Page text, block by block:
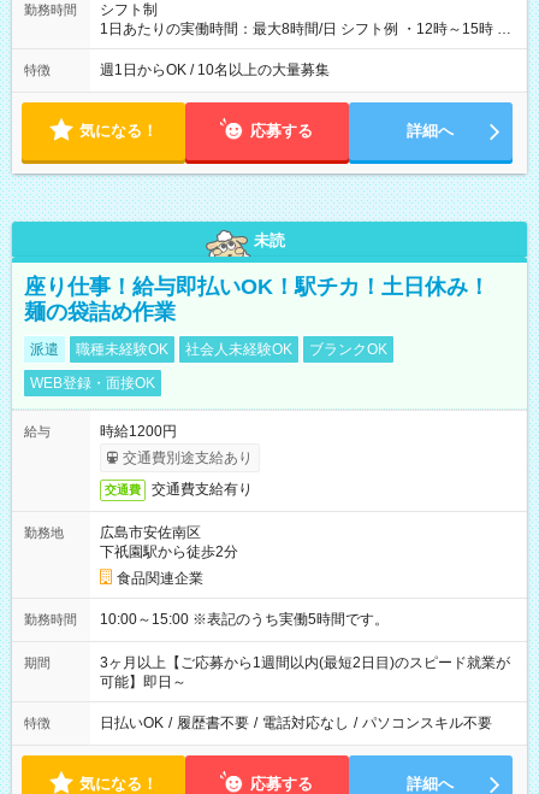
勤務時間
シフト制
1日あたりの実働時間：最大8時間/日 シフト例 ・12時～15時 入
社後、就業可能シフトをご確認の上、申請してください。
特徴 週1日からOK / 10名以上の大量募集
気になる！ 応募する 詳細へ
未読
座り仕事！給与即払いOK！駅チカ！土日休み！
麺の袋詰め作業
派遣 職種未経験OK 社会人未経験OK
ブランクOK
WEB登録・面接OK
給与
時給1200円
交通費別途支給あり
交通費 交通費支給有り
勤務地
広島市安佐南区
下祇園駅から徒歩2分
食品関連企業
勤務時間 10:00～15:00 ※表記のうち実働5時間です。
期間
3ヶ月以上【ご応募から1週間以内(最短2日目)のスピード就業が
可能】即日～
特徴 日払いOK / 履歴書不要 / 電話対応なし / パソコンスキル不要
気になる！ 応募する 詳細へ